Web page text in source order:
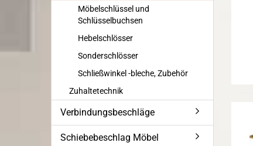
Möbelschlüssel und
Schlüsselbuchsen
Hebelschlösser
Sonderschlösser
Schließwinkel -bleche, Zubehör
Zuhaltetechnik
Verbindungsbeschläge
Schiebebeschlag Möbel